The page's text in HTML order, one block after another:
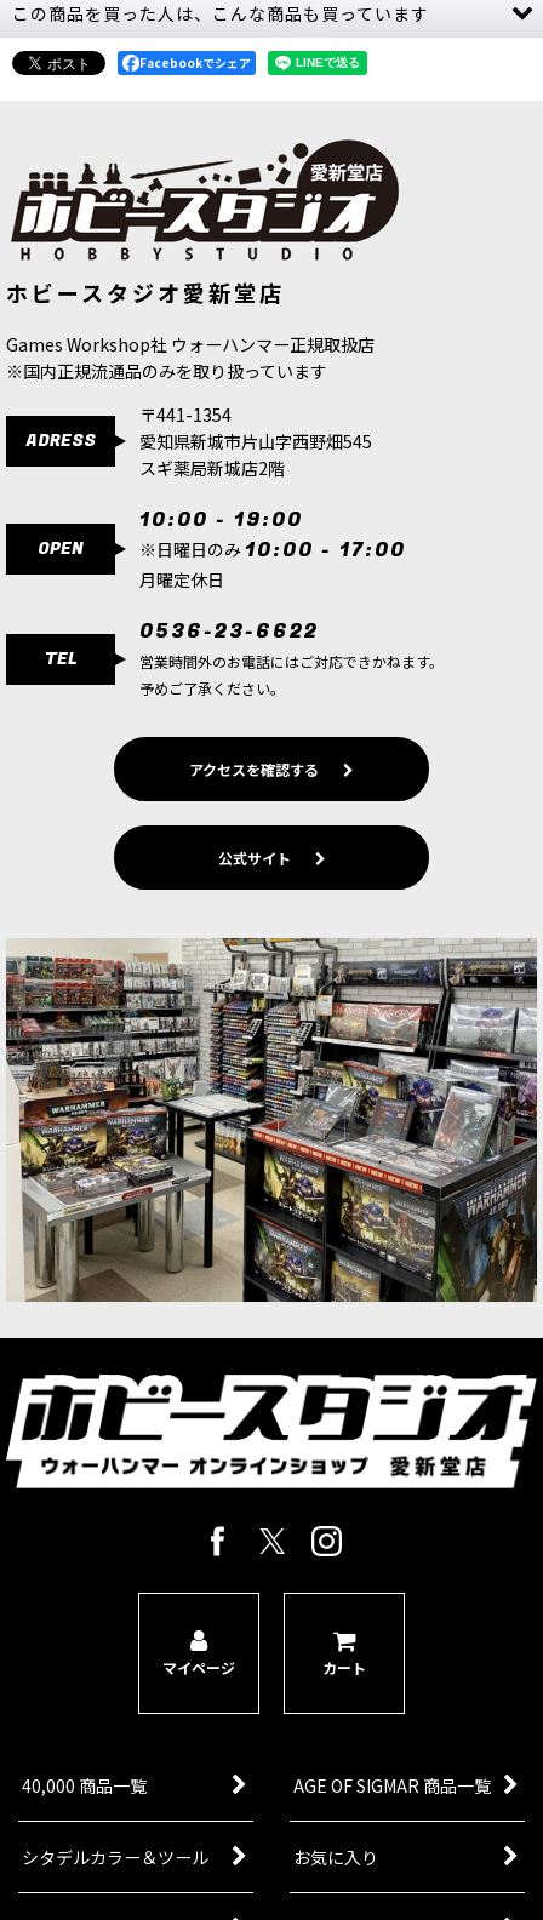
この商品を買った人は、こんな商品も買っています
パー騎乗）[90-16]
ファーナル・レイザー
Facebookでシェア
ホビースタジオ愛新堂店
Games Workshop社 ウォーハンマー正規取扱店
※国内正規流通品のみを取り扱っています
ADRESS
〒441-1354
愛知県新城市片山字西野畑545
スギ薬局新城店2階
OPEN
10:00 - 19:00
※日曜日のみ 10:00 - 17:00
月曜定休日
TEL
0536-23-6622
営業時間外のお電話にはご対応できかねます。
予めご了承ください。
アクセスを確認する
公式サイト
マイページ カート
40,000 商品一覧 AGE OF SIGMAR 商品一覧
シタデルカラー＆ツール お気に入り